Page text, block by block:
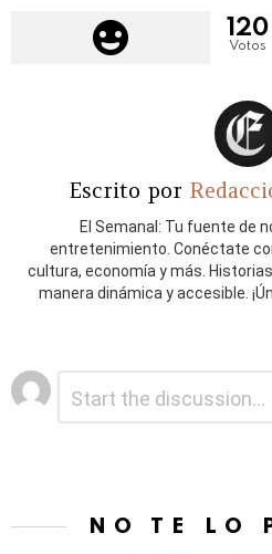
120
Votos
Escrito por
El Semanal: Tu fuente de
entretenimiento. Conéctate
cultura, economía y más.
manera dinámica y accesible.
Deja
una
NO TE LO